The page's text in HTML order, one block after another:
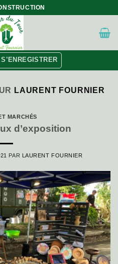
LAURENT FOURNIER
MARCHÉS
d’exposition
PAR LAURENT FOURNIER